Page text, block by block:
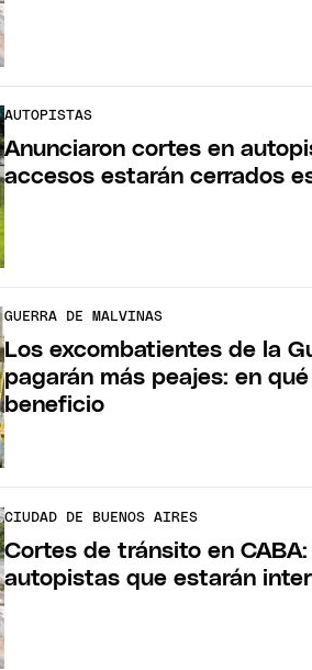
AUTOPISTAS
Anunciaron cortes en
accesos estarán cerrados
GUERRA DE MALVINAS
Los excombatientes de la
pagarán más peajes: en
beneficio
CIUDAD DE BUENOS AIRES
Cortes de tránsito en
autopistas que estarán